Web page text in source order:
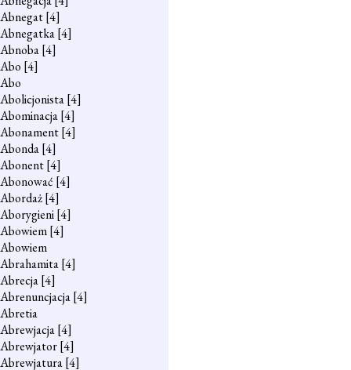
Abnegat[4]
Abnegatka[4]
Abnoba[4]
Abo [4]
Abo
Abolicjonista[4]
Abominacja[4]
Abonament[4]
Abonda[4]
Abonent[4]
Abonować [4]
Abordaż[4]
Aborygieni[4]
Abowiem[4]
Abowiem
Abrahamita[4]
Abrecja[4]
Abrenuncjacja[4]
Abretia
Abrewjacja[4]
Abrewjator[4]
Abrewjatura[4]